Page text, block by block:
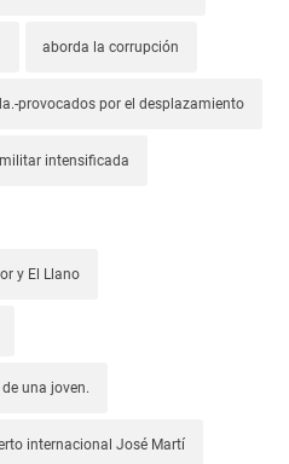
aborda la corrupción
provocados por el desplazamiento
intensificada
y El Llano
una joven.
internacional José Martí